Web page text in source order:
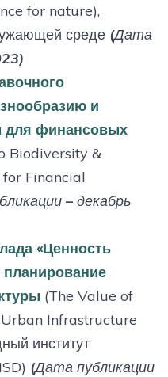
for nature),
среде (Дата
и
финансовых
Biodiversity &
Financial
– декабрь
«Ценность
(The Value of
Infrastructure
институт
(Дата публикации